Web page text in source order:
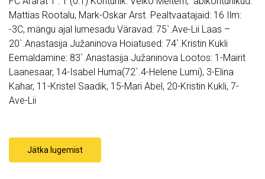
Mattias Rootalu, Mark-Oskar Arst. Pealtvaatajaid: 16 Ilm:
-3C, mängu ajal lumesadu Väravad: 75`.Ave-Lii Laas –
20`.Anastasija Južaninova Hoiatused: 74`.Kristin Kukli
Eemaldamine: 83`.Anastasija Južaninova Lootos: 1-Mairit
Laanesaar, 14-Isabel Huma(72`.4-Helene Lumi), 3-Elina
Kahar, 11-Kristel Saadik, 15-Mari Abel, 20-Kristin Kukli, 7-
Ave-Lii
Jätka lugemist